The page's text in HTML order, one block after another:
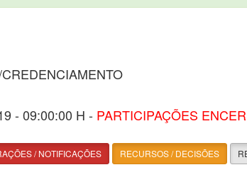
- 09:00:00 H - PARTICIPAÇÕES
/ NOTIFICAÇÕES RECURSOS / DECISÕES